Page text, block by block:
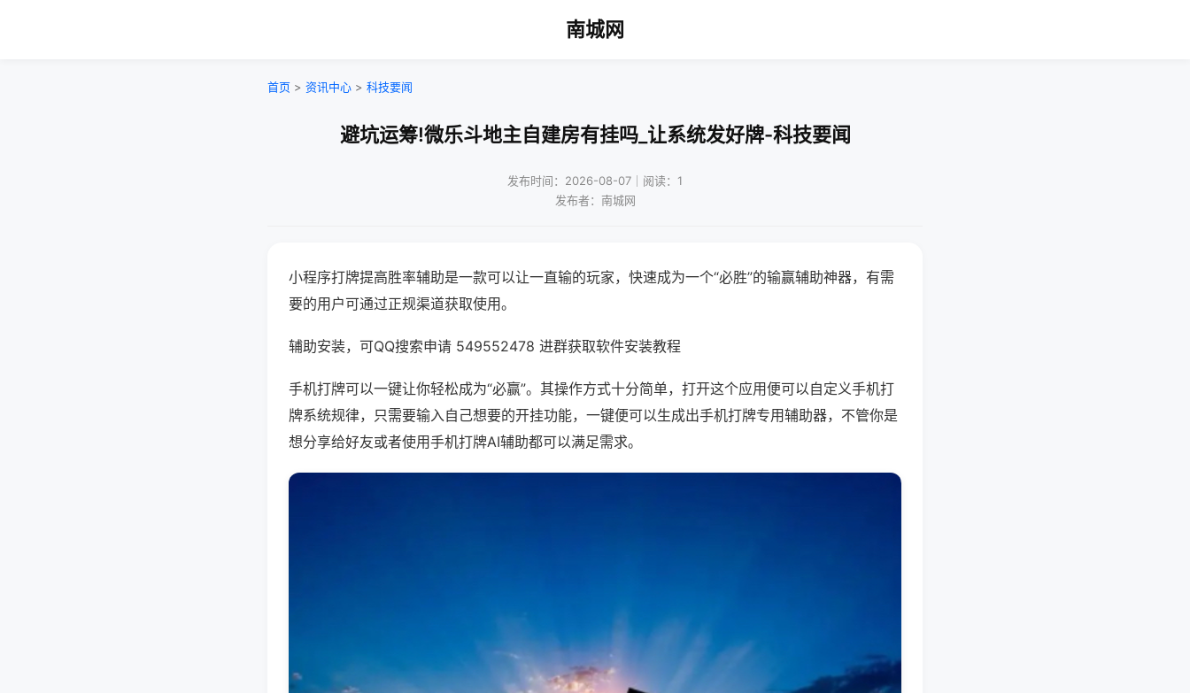
南城网
首页 > 资讯中心 > 科技要闻
避坑运筹!微乐斗地主自建房有挂吗_让系统发好牌-科技要闻
发布时间：2026-08-07｜阅读：1
发布者：南城网
小程序打牌提高胜率辅助是一款可以让一直输的玩家，快速成为一个“必胜”的输赢辅助神器，有需
要的用户可通过正规渠道获取使用。
辅助安装，可QQ搜索申请 549552478 进群获取软件安装教程
手机打牌可以一键让你轻松成为“必赢”。其操作方式十分简单，打开这个应用便可以自定义手机打
牌系统规律，只需要输入自己想要的开挂功能，一键便可以生成出手机打牌专用辅助器，不管你是
想分享给好友或者使用手机打牌AI辅助都可以满足需求。